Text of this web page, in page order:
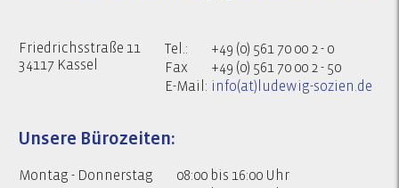
Friedrichsstraße 11
34117 Kassel
Tel.:
+49 (0) 561 70 00 2 - 0
Fax
+49 (0) 561 70 00 2 - 50
E-Mail: info(at)ludewig-sozien.de
Unsere Bürozeiten:
Montag - Donnerstag
08:00 bis 16:00 Uhr